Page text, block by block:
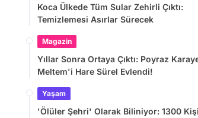
Koca Ülkede Tüm Sular Zehirli Çıktı:
Temizlemesi Asırlar Sürecek
Magazin
Yıllar Sonra Ortaya Çıktı: Poyraz
Meltem'i Hare Sürel Evlendi!
Yaşam
'Ölüler Şehri' Olarak Biliniyor: 1300